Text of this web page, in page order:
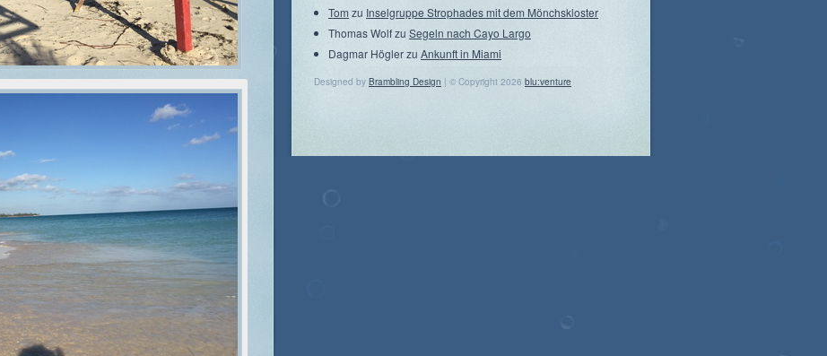
Tom zu Inselgruppe Strophades mit dem Mönchskloster
Thomas Wolfzu Segeln nach Cayo Largo
Dagmar Höglerzu Ankunft in Miami
Designed by Brambling Design | © Copyright 2026 blu:venture